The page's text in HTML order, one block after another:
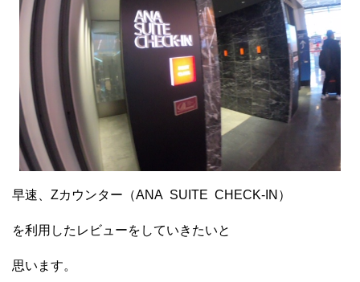
早速、Zカウンター（ANA SUITE CHECK-IN）
を利用したレビューをしていきたいと
思います。